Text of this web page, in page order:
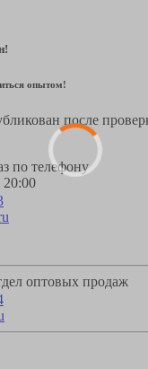
опытом!
после
по телефону
оптовых продаж